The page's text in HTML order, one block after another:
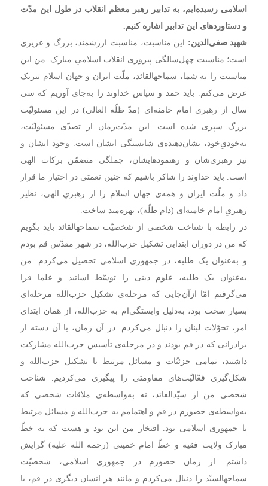
اسلامی رسیده‌ایم، به تدابیر رهبر معظم انقلاب در طول این مدّت
و دستاوردهای این تدابیر اشاره کنیم.
شهید صفی‌الدین: این مناسبت، مناسبت ارزشمند، بزرگ و عزیزی
است؛ مناسبت چهل‌سالگی پیروزی انقلاب اسلامیِ مبارک. من این
مناسبت را به شما، سماحهالقائد، ملّت ایران و جهان اسلام تبریک
عرض می‌کنم. باید حمد و سپاس خداوند را به‌جای آوریم که سی
سال از رهبری امام خامنه‌ای (مدّ ظلّه العالی) در این مسئولیّت
بزرگ سپری شده است. این مدّت‌زمان از تصدّی مسئولیّت،
به‌خودیِ‌خود، نشان‌دهنده‌ی شایستگی ایشان است. وجود ایشان و
نیز رهبری‌شان و رهنمودهایشان، جملگی متضمّن برکات الهی
است. باید خداوند را شاکر باشیم که چنین نعمتی در اختیار ما قرار
داد و ملّت ایران و همه‌ی جهان اسلام را از رهبریِ الهی، نظیر
رهبریِ امام خامنه‌ای (دام ظلّه)، بهره‌مند ساخت.
در رابطه با شناخت شخصی از شخصیّت سماحهالقائد باید بگویم
که من در دوران ابتدایی تشکیل حزب‌الله، در شهر مقدّس قم بودم
و به‌عنوان یک طلبه، در جمهوری اسلامی تحصیل می‌کردم. من
به‌عنوان یک طلبه، علوم دینی را توسّط اساتید و علما فرا
می‌گرفتم امّا ازآن‌جایی که مرحله‌ی تشکیل حزب‌الله مرحله‌ای
بسیار سخت بود، به‌دلیل وابستگی‌ام به حزب‌الله، از همان ابتدای
امر، تحوّلات لبنان را دنبال می‌کردم. در آن زمان، با آن دسته از
برادرانی که در قم بودند و در مرحله‌ی تأسیس حزب‌الله مشارکت
داشتند، تمامی جزئیّات و مسائل مرتبط با تشکیل حزب‌الله و
شکل‌گیری فعّالیّت‌‌های مقاومتی را پیگیری می‌کردیم. شناخت
شخصی من از سیّدالقائد، نه به‌واسطه‌ی ملاقات شخصی که
به‌واسطه‌ی حضورم در قم و اهتمامم به حزب‌الله و مسائل مرتبط
با جمهوری اسلامی بود. افتخار من این بود و هست که به خطّ
مبارک ولایت فقیه و خطّ امام خمینی (رحمه الله علیه) گرایش
داشتم. از زمان حضورم در جمهوری اسلامی، شخصیّت
سماحهالسیّد را دنبال می‌کردم و مانند هر انسان دیگری در قم، با